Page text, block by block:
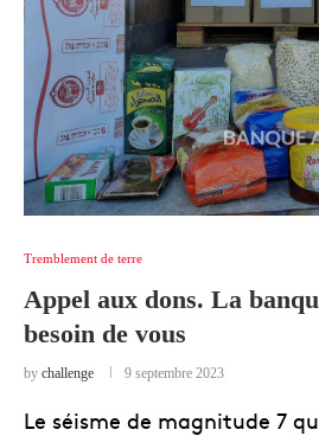
Tremblement de terre
Appel aux dons. La
besoin de vous
by challenge 9 septembre 2023
Le séisme de magnitude 7